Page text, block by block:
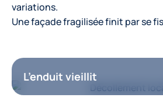
variations.
Une façade fragilisée finit par se